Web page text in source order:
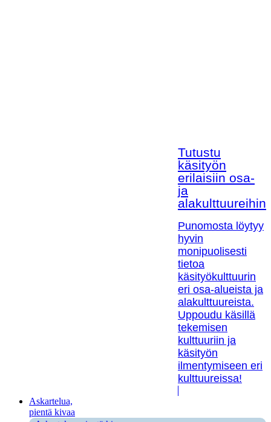
Tutustu
käsityön
erilaisiin osa-
ja
alakulttuureihin!
Punomosta löytyy
hyvin
monipuolisesti
tietoa
käsityökulttuurin
eri osa-alueista ja
alakulttuureista.
Uppoudu käsillä
tekemisen
kulttuuriin ja
käsityön
ilmentymiseen eri
kulttuureissa!
Askartelua,
pientä kivaa